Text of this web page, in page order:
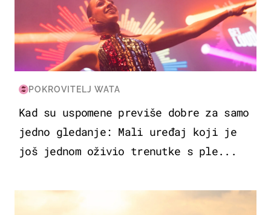
POKROVITELJ WATA
Kad su uspomene previše dobre za samo
jedno gledanje: Mali uređaj koji je
još jednom oživio trenutke s ple...